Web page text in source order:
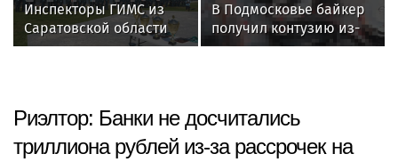
Инспекторы ГИМС из
Саратовской области
стали победителями XIX
В Подмосковье байкер
получил контузию из-
за столкновения с
Риэлтор: Банки не досчитались
триллиона рублей из-за рассрочек на